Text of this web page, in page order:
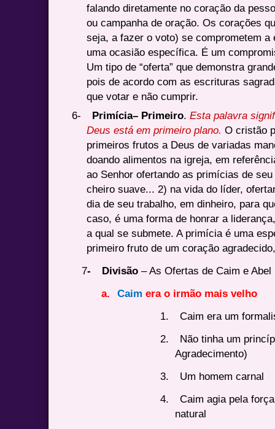
falando diretamente no coração da
ou campanha de oração. Os corações
seja, a fazer o voto) se comprometem a
uma ocasião específica. É um
Um tipo de “oferta” que demonstra
pois de acordo com as escrituras
que votar e não cumprir.
6-
Primícia– Primeiro.Esta palavra
Deus está em primeiro plano. O cristão
primeiros frutos a Deus de variadas
doando alimentos na igreja, em
ao Senhor ofertando as primícias de
cheiro suave... 2) na vida do líder,
dia de seu trabalho, em dinheiro, para
caso, é uma forma de honrar a
a qual se submete. A primícia é uma
primeiro fruto de um coração
7- Divisão– As Ofertas de Caim e Abel
a.
Caim era o irmão mais velho
1.
Caim era um
2.
Não tinha um
Agradecimento)
3.
Um homem carnal
4.
Caim agia pela
natural